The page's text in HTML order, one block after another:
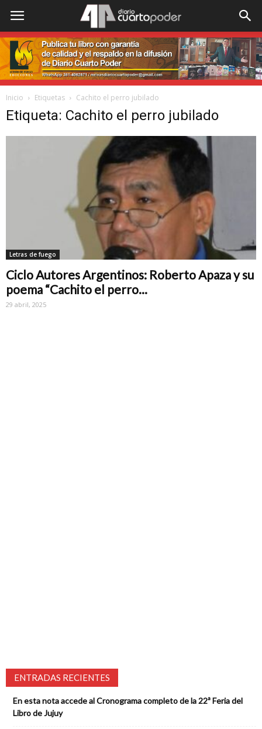
Inicio Etiquetas Cachito el perro jubilado
Etiqueta: Cachito el perro jubilado
Letras de fuego
Ciclo Autores Argentinos: Roberto Apaza y su
poema “Cachito el perro...
29 abril, 2025
ENTRADAS RECIENTES
En esta nota accede al Cronograma completo de la 22ª Feria del
Libro de Jujuy